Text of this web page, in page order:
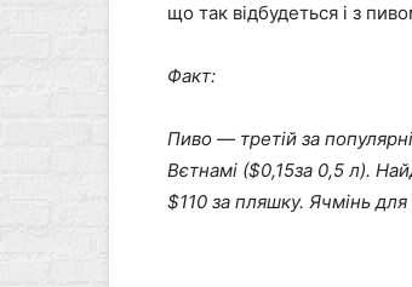
що так відбудеться і з
Факт:
Пиво — третій за
Вєтнамі ($0,15за 0,5 л).
$110 за пляшку. Ячмінь